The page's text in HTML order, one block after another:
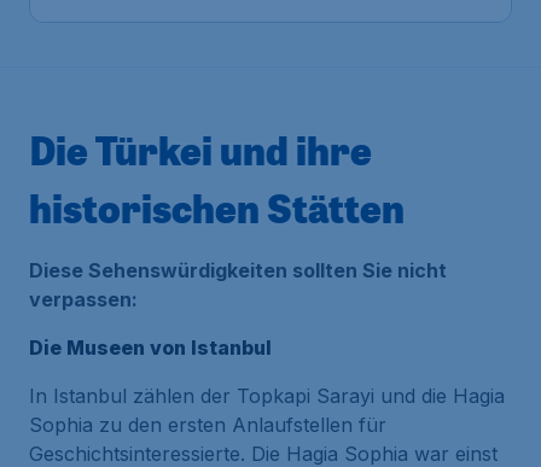
Die Türkei und ihre
historischen Stätten
Diese Sehenswürdigkeiten sollten Sie nicht
verpassen:
Die Museen von Istanbul
In Istanbul zählen der Topkapi Sarayi und die Hagia
Sophia zu den ersten Anlaufstellen für
Geschichtsinteressierte. Die Hagia Sophia war einst